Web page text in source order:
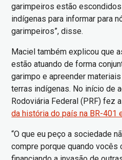
garimpeiros estão
indígenas para informar para
garimpeiros”, disse.
Maciel também explicou que
estão atuando de forma
garimpo e apreender
terras indígenas. No início de
Rodoviária Federal (PRF) fez
da história do país na BR-401
“O que eu peço a sociedade
compre porque quando vocês